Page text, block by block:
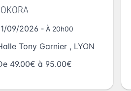
09/2026 - À 20h00
Tony Garnier , LYON
49.00€ à 95.00€